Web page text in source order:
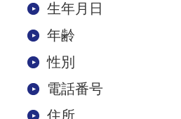
生年月日
年齢
性別
電話番号
住所